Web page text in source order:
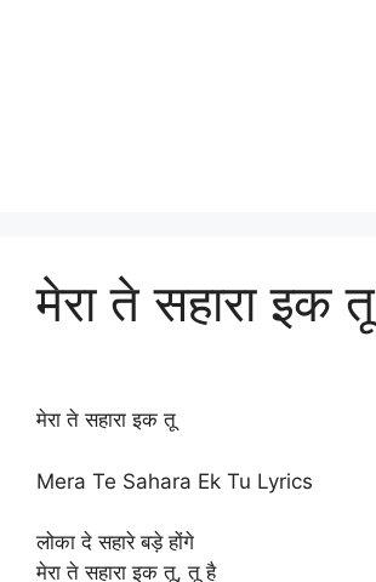
मेरा ते सहारा इक तू
मेरा ते सहारा इक तू
Mera Te Sahara Ek Tu Lyrics
लोका दे सहारे बड़े होंगे
मेरा ते सहारा इक तू, तू है